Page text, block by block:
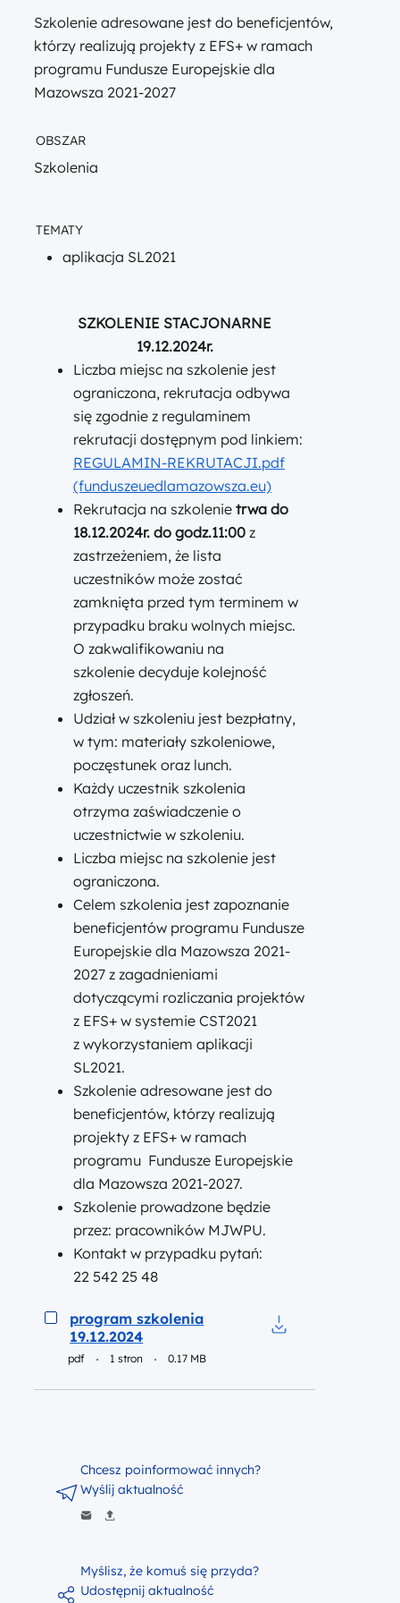
Szkolenie adresowane jest do beneficjentów,
którzy realizują projekty z EFS+ w ramach
programu Fundusze Europejskie dla
Mazowsza 2021-2027
OBSZAR
Szkolenia
TEMATY
aplikacja SL2021
SZKOLENIE STACJONARNE
19.12.2024r.
Liczba miejsc na szkolenie jest
ograniczona, rekrutacja odbywa
się zgodnie z regulaminem
rekrutacji dostępnym pod linkiem:
REGULAMIN-REKRUTACJI.pdf
(funduszeuedlamazowsza.eu)
Rekrutacja na szkolenie trwa do
18.12.2024r. do godz.11:00 z
zastrzeżeniem, że lista
uczestników może zostać
zamknięta przed tym terminem w
przypadku braku wolnych miejsc.
O zakwalifikowaniu na
szkolenie decyduje kolejność
zgłoszeń.
Udział w szkoleniu jest bezpłatny,
w tym: materiały szkoleniowe,
poczęstunek oraz lunch.
Każdy uczestnik szkolenia
otrzyma zaświadczenie o
uczestnictwie w szkoleniu.
Liczba miejsc na szkolenie jest
ograniczona.
Celem szkolenia jest zapoznanie
beneficjentów programu Fundusze
Europejskie dla Mazowsza 2021-
2027 z zagadnieniami
dotyczącymi rozliczania projektów
z EFS+ w systemie CST2021
z wykorzystaniem aplikacji
SL2021.
Szkolenie adresowane jest do
beneficjentów, którzy realizują
projekty z EFS+ w ramach
programu Fundusze Europejskie
dla Mazowsza 2021-2027.
Szkolenie prowadzone będzie
przez: pracowników MJWPU.
Kontakt w przypadku pytań:
22 542 25 48
Podgląd
program szkolenia
19.12.2024
pdf 1 stron 0.17 MB
Myślisz, że komuś się przyda?
Udostępnij aktualność
Chcesz poinformować innych?
Wyślij aktualność